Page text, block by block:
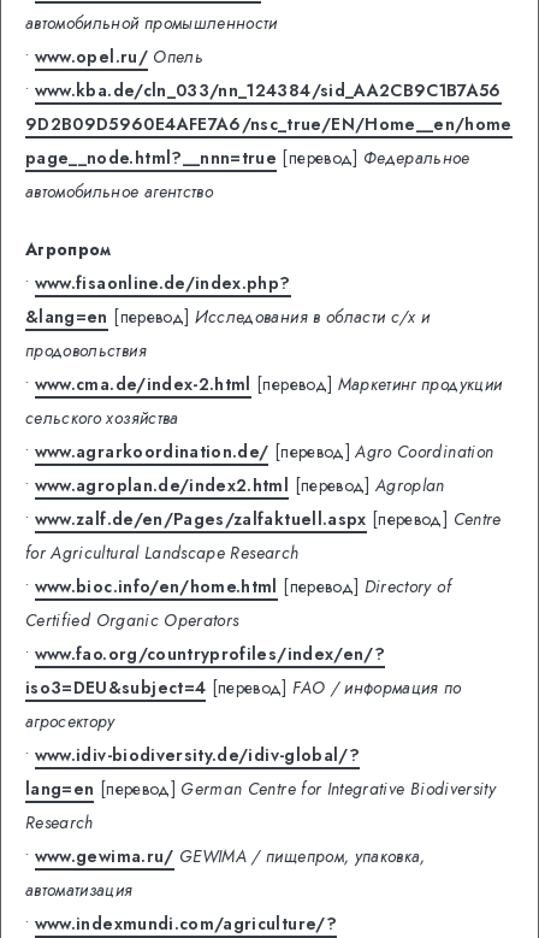
автомобильной промышленности
• www.opel.ru/ Опель
• www.kba.de/cln_033/nn_124384/sid_AA2CB9C1B7A56
9D2B09D5960E4AFE7A6/nsc_true/EN/Home__en/home
page__node.html?__nnn=true [перевод] Федеральное
автомобильное агентство
Агропром
• www.fisaonline.de/index.php?
&lang=en [перевод] Исследования в области с/х и
продовольствия
• www.cma.de/index-2.html [перевод] Маркетинг продукции
сельского хозяйства
• www.agrarkoordination.de/ [перевод] Agro Coordination
• www.agroplan.de/index2.html [перевод] Agroplan
• www.zalf.de/en/Pages/zalfaktuell.aspx [перевод] Centre
for Agricultural Landscape Research
• www.bioc.info/en/home.html [перевод] Directory of
Certified Organic Operators
• www.fao.org/countryprofiles/index/en/?
iso3=DEU&subject=4 [перевод] FAO / информация по
агросектору
• www.idiv-biodiversity.de/idiv-global/?
lang=en [перевод] German Centre for Integrative Biodiversity
Research
• www.gewima.ru/ GEWIMA / пищепром, упаковка,
автоматизация
• www.indexmundi.com/agriculture/?